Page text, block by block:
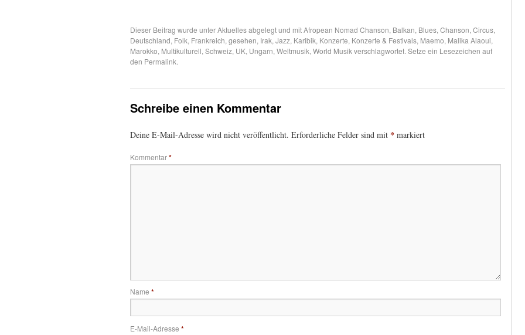
Dieser Beitrag wurde unterAktuellesabgelegt und mitAfropean Nomad Chanson, Balkan, Blues, Chanson, Circus,
Deutschland, Folk, Frankreich, gesehen, Irak, Jazz, Karibik, Konzerte, Konzerte & Festivals, Maemo, Malika Alaoui,
Marokko, Multikulturell, Schweiz, UK, Ungarn, Weltmusik, World Musikverschlagwortet. Setze ein Lesezeichen auf
den Permalink.
Schreibe einen Kommentar
Deine E-Mail-Adresse wird nicht veröffentlicht. Erforderliche Felder sind mit * markiert
Kommentar*
Name *
E-Mail-Adresse *